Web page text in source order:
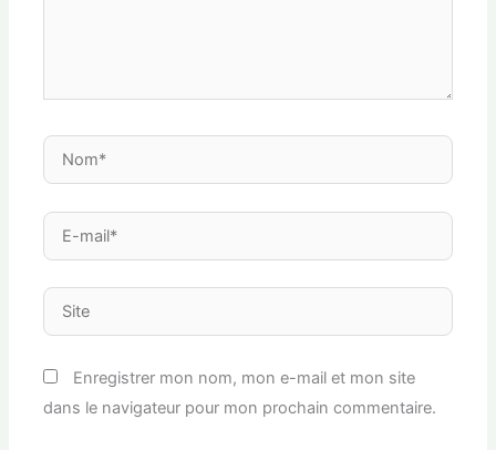
Nom*
mail*
Site
Enregistrer mon nom, mon e-mail et mon site
dans le navigateur pour mon prochain commentaire.